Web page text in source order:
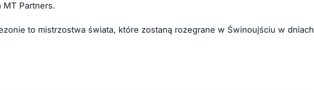
MT Partners.
to mistrzostwa świata, które zostaną rozegrane w Świnoujściu w dniach